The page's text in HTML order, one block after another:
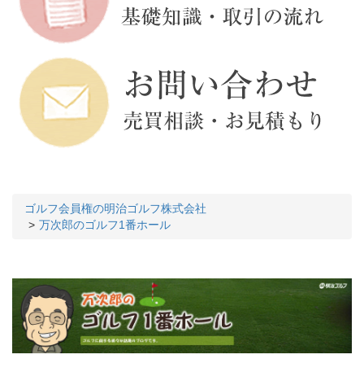
ゴルフ会員権の明治ゴルフ株式会社
万次郎のゴルフ1番ホール